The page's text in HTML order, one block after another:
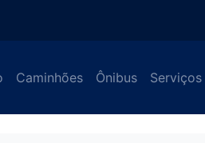
Caminhões Ônibus Serviços